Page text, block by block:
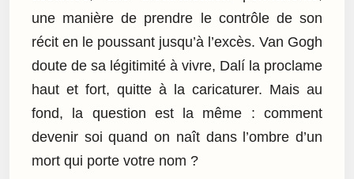
une manière de prendre le contrôle de son
récit en le poussant jusqu’à l’excès. Van Gogh
doute de sa légitimité à vivre, Dalí la proclame
haut et fort, quitte à la caricaturer. Mais au
fond, la question est la même : comment
devenir soi quand on naît dans l’ombre d’un
mort qui porte votre nom ?